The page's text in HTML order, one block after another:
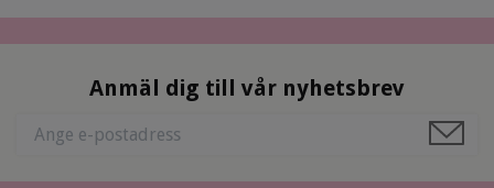
Anmäl dig till vår nyhetsbrev